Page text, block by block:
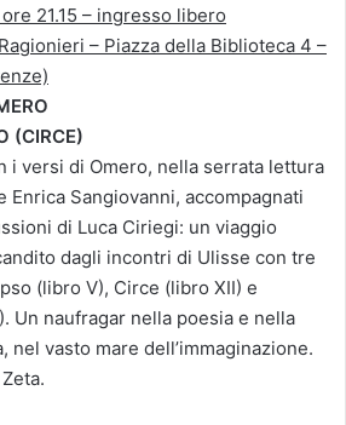
21.15 – ingresso libero
– Piazza della Biblioteca 4 –
(CIRCE)
i versi di Omero, nella serrata lettura
Enrica Sangiovanni, accompagnati
di Luca Ciriegi: un viaggio
dagli incontri di Ulisse con tre
(libro V), Circe (libro XII) e
Un naufragar nella poesia e nella
nel vasto mare dell’immaginazione.